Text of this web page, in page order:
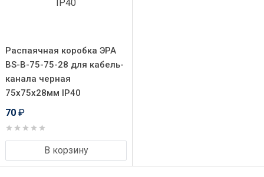
Распаячная коробка ЭРА
BS-B-75-75-28 для кабель-
канала черная
75х75х28мм IP40
70 ₽
В корзину